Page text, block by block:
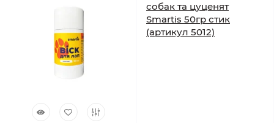
собак та цуценят
Smartis 50гр стик
(артикул 5012)